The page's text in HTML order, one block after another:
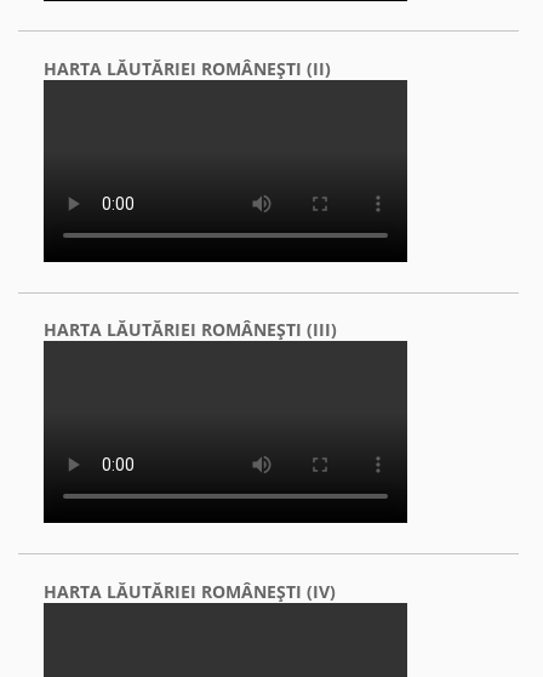
HARTA LĂUTĂRIEI ROMÂNEŞTI (II)
HARTA LĂUTĂRIEI ROMÂNEŞTI (III)
HARTA LĂUTĂRIEI ROMÂNEŞTI (IV)